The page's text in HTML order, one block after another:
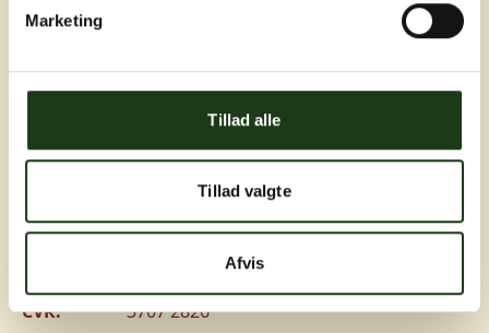
Marketing
Tillad alle
Tillad valgte
Afvis
Adresser
Jyllingevej 8, 2720 Vanløse
CVR:
3707 2826